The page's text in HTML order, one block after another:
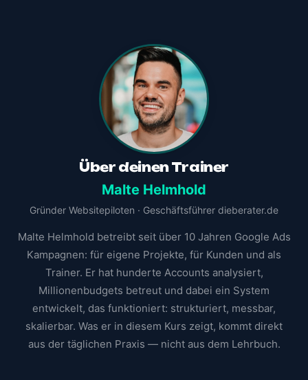
Über deinen Trainer
Malte Helmhold
Gründer Websitepiloten · Geschäftsführer dieberater.de
Malte Helmhold betreibt seit über 10 Jahren Google Ads
Kampagnen: für eigene Projekte, für Kunden und als
Trainer. Er hat hunderte Accounts analysiert,
Millionenbudgets betreut und dabei ein System
entwickelt, das funktioniert: strukturiert, messbar,
skalierbar. Was er in diesem Kurs zeigt, kommt direkt
aus der täglichen Praxis — nicht aus dem Lehrbuch.